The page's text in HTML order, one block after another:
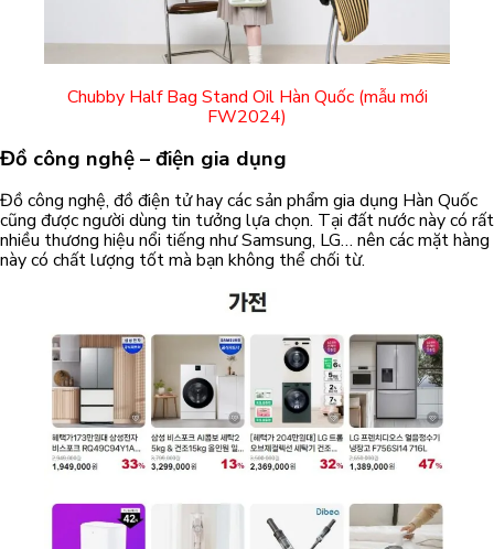
Chubby Half Bag Stand Oil Hàn Quốc (mẫu mới
FW2024)
Đồ công nghệ – điện gia dụng
Đồ công nghệ, đồ điện tử hay các sản phẩm gia dụng Hàn Quốc
cũng được người dùng tin tưởng lựa chọn. Tại đất nước này có rất
nhiều thương hiệu nổi tiếng như Samsung, LG… nên các mặt hàng
này có chất lượng tốt mà bạn không thể chối từ.